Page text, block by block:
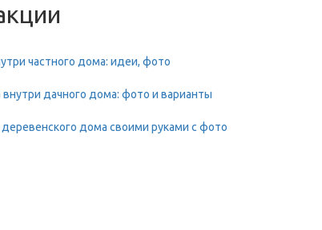
частного дома: идеи, фото
дачного дома: фото и варианты
дома своими руками с фото